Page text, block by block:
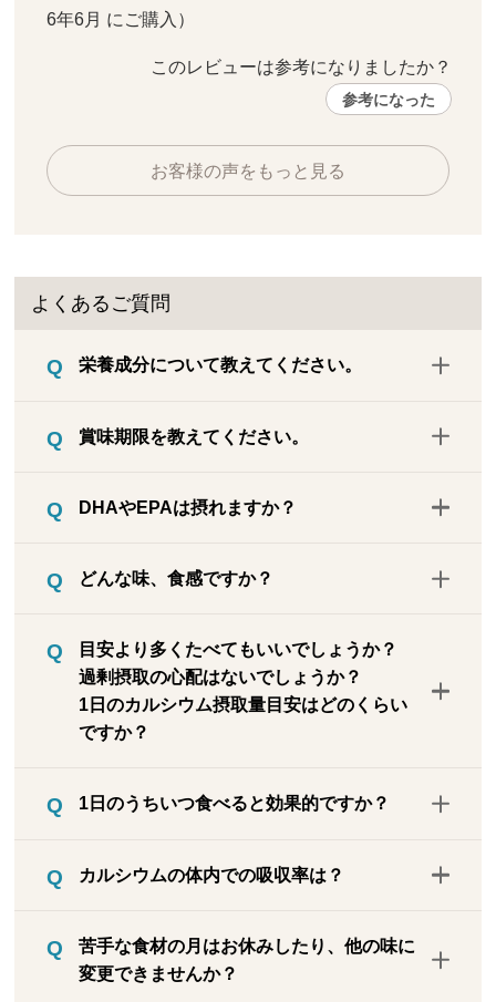
6年6月 にご購入）
このレビューは参考になりましたか？
参考になった
お客様の声をもっと見る
よくあるご質問
栄養成分について教えてください。
賞味期限を教えてください。
です。お客様のお手元に届く商品の賞味期
で5カ月未満になります。具体的な期限
確認ください。
DHAやEPAは摂れますか？
mgです。※日本食品標準成分表のデータか
どんな味、食感ですか？
味わえます。合成保存料・着色料などの添
加物は一切使用せず、塩分も加えておりま
せん。サクサクパリパリとした食感です
が、おせんべいのような乾いた固い食感で
がします。薄いので舌を少し押し当てるだ
後味に独特の清涼感、しいたけや牡蠣は旨
風味そのものは強くありません。※いわし
を釜ゆでにした後、粉末にして各味の粉末
目安より多くたべてもいいでしょうか？
過剰摂取の心配はないでしょうか？
1日のカルシウム摂取量目安はどのくらい
ですか？
にくい栄養素で、食品として摂取された量
（例：牛乳などの乳製品で約30～40%の吸
ません。また、カルシウムは体内に貯めて
おくことができない成分ですので、毎日コ
1日のうちいつ食べると効果的ですか？
ルシウムは毎日摂る必要がありますので、
がりください。
カルシウムの体内での吸収率は？
す。
苦手な食材の月はお休みしたり、他の味に
変更できませんか？